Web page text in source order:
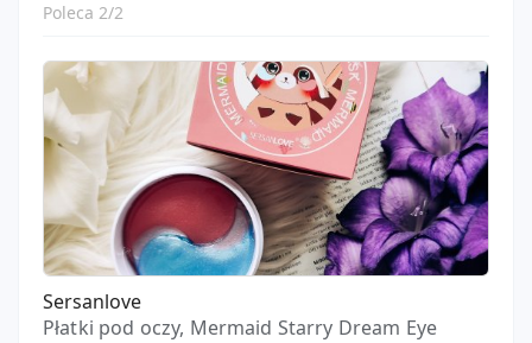
Poleca 2/2
Sersanlove
Płatki pod oczy, Mermaid Starry Dream Eye